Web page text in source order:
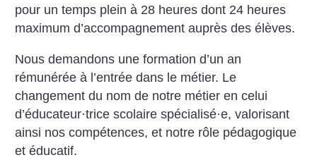
pour un temps plein à 28 heures dont 24 heures
maximum d’accompagnement auprès des élèves.
Nous demandons une formation d’un an
rémunérée à l’entrée dans le métier. Le
changement du nom de notre métier en celui
d’éducateur·trice scolaire spécialisé·e, valorisant
ainsi nos compétences, et notre rôle pédagogique
et éducatif.